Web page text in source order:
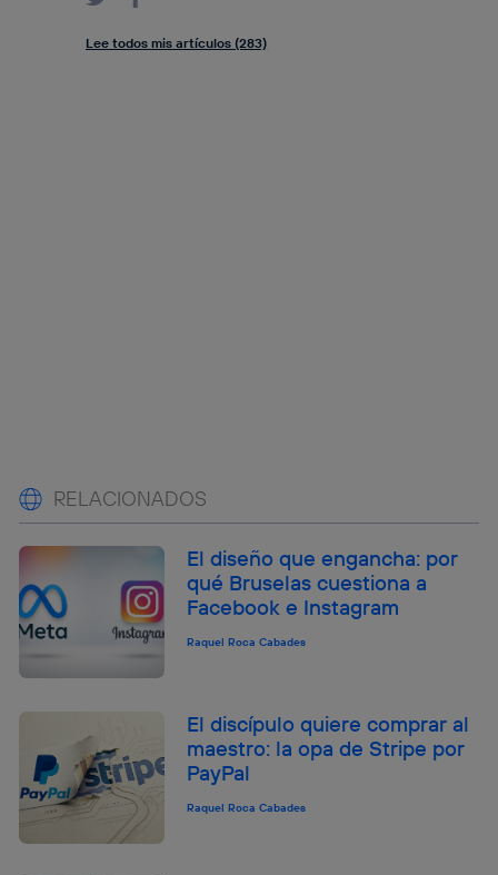
Lee todos mis artículos (283)
RELACIONADOS
El diseño que engancha: por
qué Bruselas cuestiona a
Facebook e Instagram
Raquel Roca Cabades
El discípulo quiere comprar al
maestro: la opa de Stripe por
PayPal
Raquel Roca Cabades